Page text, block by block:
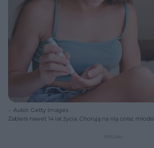
Autor: Getty Images
Zabiera nawet 14 lat życia. Chorują na nią coraz młodsi